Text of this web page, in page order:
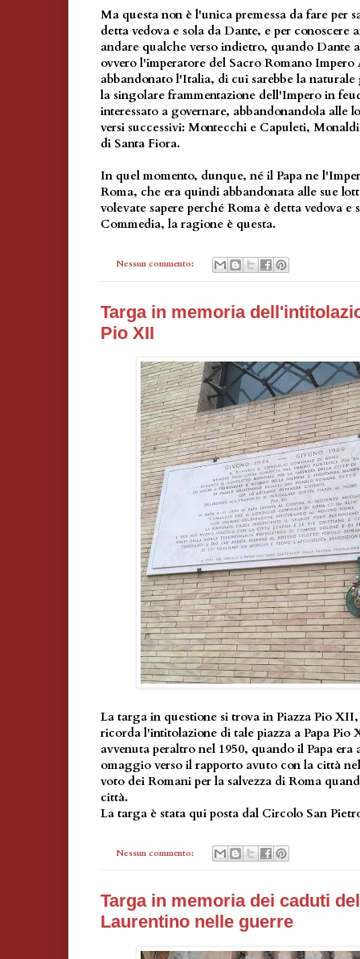
Ma questa non è l'unica premessa da fare per
detta vedova e sola da Dante, e per conoscere
andare qualche verso indietro, quando Dante
ovvero l'imperatore del Sacro Romano
abbandonato l'Italia, di cui sarebbe la
la singolare frammentazione dell'Impero in
interessato a governare, abbandonandola alle
versi successivi: Montecchi e Capuleti,
di Santa Fiora.
In quel momento, dunque, né il Papa ne
Roma, che era quindi abbandonata alle sue
volevate sapere perché Roma è detta vedova e
Commedia, la ragione è questa.
Nessun commento:
Targa in memoria
Pio XII
La targa in questione si trova in Piazza Pio
ricorda l'intitolazione di tale piazza a Papa Pio
avvenuta peraltro nel 1950, quando il Papa
omaggio verso il rapporto avuto con la città
voto dei Romani per la salvezza di Roma
città.
La targa è stata qui posta dal Circolo San
Nessun commento:
Targa in memoria dei caduti
Laurentino nelle guerre